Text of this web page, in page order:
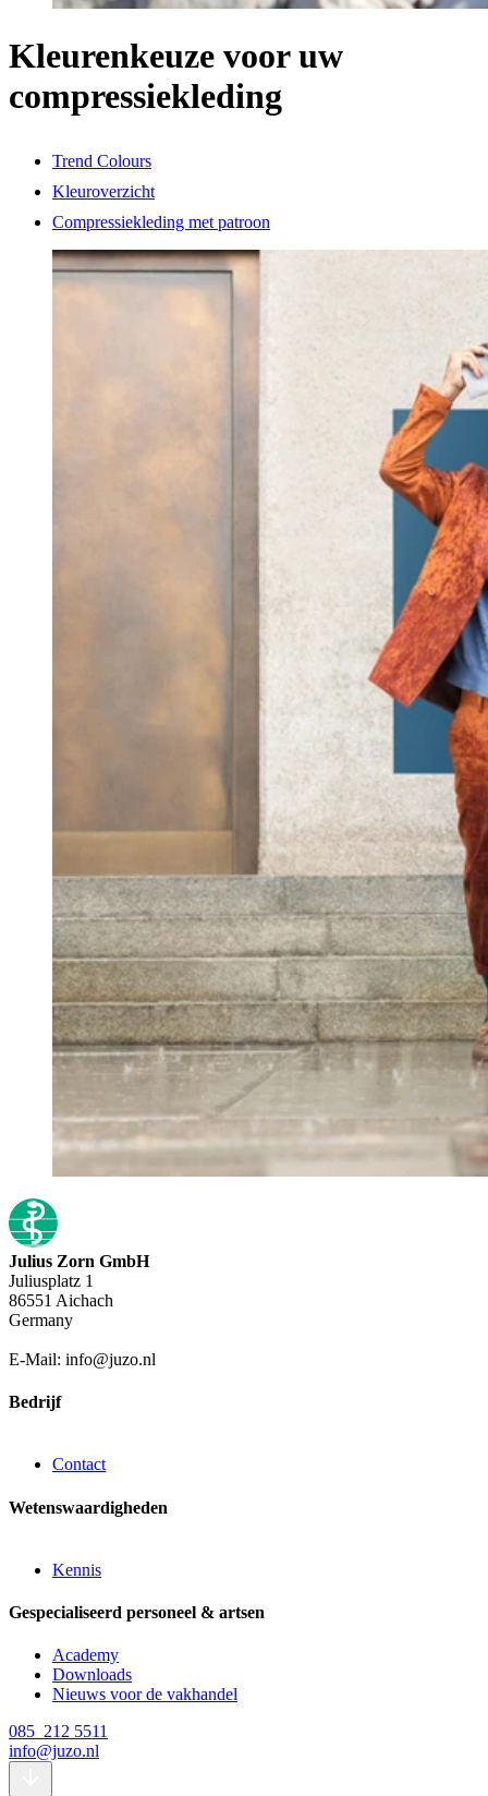
Kleurenkeuze voor uw
compressiekleding
Trend Colours
Kleuroverzicht
Compressiekleding met patroon
Julius Zorn GmbH
Juliusplatz 1
86551 Aichach
Germany
E-Mail: info@juzo.nl
Bedrijf
Contact
Wetenswaardigheden
Kennis
Gespecialiseerd personeel & artsen
Academy
Downloads
Nieuws voor de vakhandel
085 212 5511
info@juzo.nl